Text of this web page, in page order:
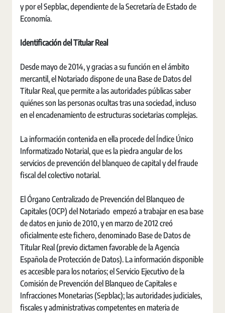
y por el Sepblac, dependiente de la Secretaría de Estado de
Economía.
Identificación del Titular Real
Desde mayo de 2014, y gracias a su función en el ámbito
mercantil, el Notariado dispone de una Base de Datos del
Titular Real, que permite a las autoridades públicas saber
quiénes son las personas ocultas tras una sociedad, incluso
en el encadenamiento de estructuras societarias complejas.
La información contenida en ella procede del Índice Único
Informatizado Notarial, que es la piedra angular de los
servicios de prevención del blanqueo de capital y del fraude
fiscal del colectivo notarial.
El Órgano Centralizado de Prevención del Blanqueo de
Capitales (OCP) del Notariado empezó a trabajar en esa base
de datos en junio de 2010, y en marzo de 2012 creó
oficialmente este fichero, denominado Base de Datos de
Titular Real (previo dictamen favorable de la Agencia
Española de Protección de Datos). La información disponible
es accesible para los notarios; el Servicio Ejecutivo de la
Comisión de Prevención del Blanqueo de Capitales e
Infracciones Monetarias (Sepblac); las autoridades judiciales,
fiscales y administrativas competentes en materia de